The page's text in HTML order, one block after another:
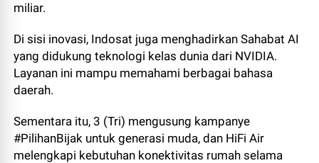
miliar.
Di sisi inovasi, Indosat juga menghadirkan Sahabat AI
yang didukung teknologi kelas dunia dari NVIDIA.
Layanan ini mampu memahami berbagai bahasa
daerah.
Sementara itu, 3 (Tri) mengusung kampanye
#PilihanBijak untuk generasi muda, dan HiFi Air
melengkapi kebutuhan konektivitas rumah selama